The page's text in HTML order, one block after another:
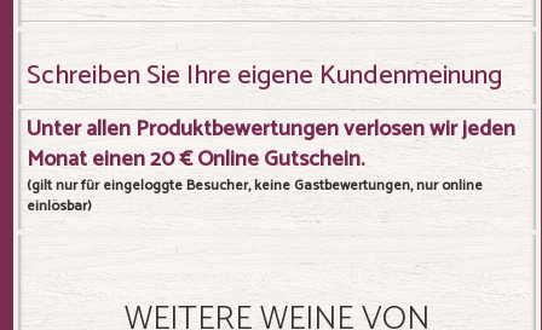
Schreiben Sie Ihre eigene Kundenmeinung
Unter allen Produktbewertungen verlosen wir jeden
Monat einen 20 € Online Gutschein.
(gilt nur für eingeloggte Besucher, keine Gastbewertungen, nur online
einlösbar)